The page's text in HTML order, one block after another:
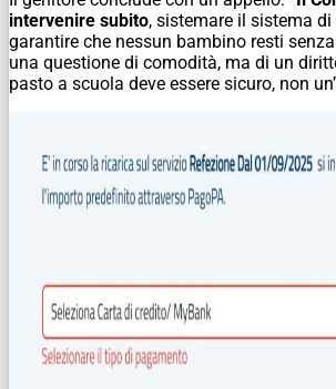
intervenire subito, sistemare il sistema
garantire che nessun bambino resti
una questione di comodità, ma di un
pasto a scuola deve essere sicuro, non